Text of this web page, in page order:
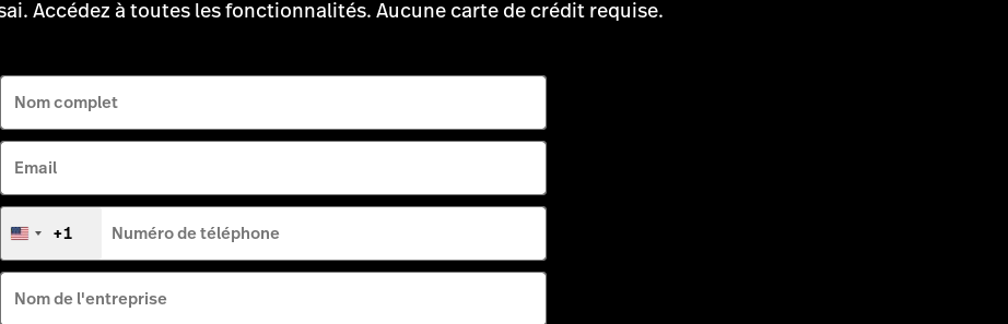
Accédez à toutes les fonctionnalités. Aucune carte de crédit requise.
Nom complet
Email
États-
+1
+1 Numéro de téléphone
Nom de l'entreprise